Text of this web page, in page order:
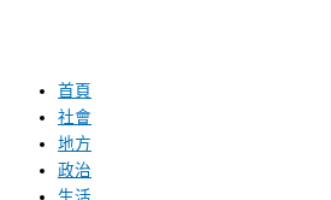
首頁
社會
地方
政治